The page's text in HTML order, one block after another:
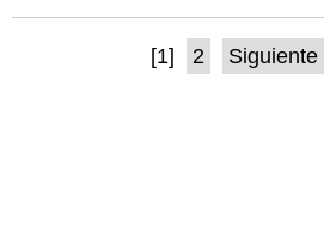
[1] 2 Siguiente